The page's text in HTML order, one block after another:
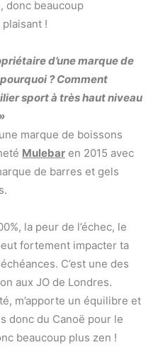
donc beaucoup
plaisant !
d’une marque de
? Comment
sport à très haut niveau
marque de boissons
Mulebar en 2015 avec
de barres et gels
la peur de l’échec, le
fortement impacter ta
C’est une des
aux JO de Londres.
m’apporte un équilibre et
donc du Canoë pour le
beaucoup plus zen !